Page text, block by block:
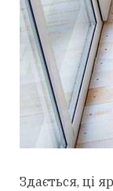
Здається, ці